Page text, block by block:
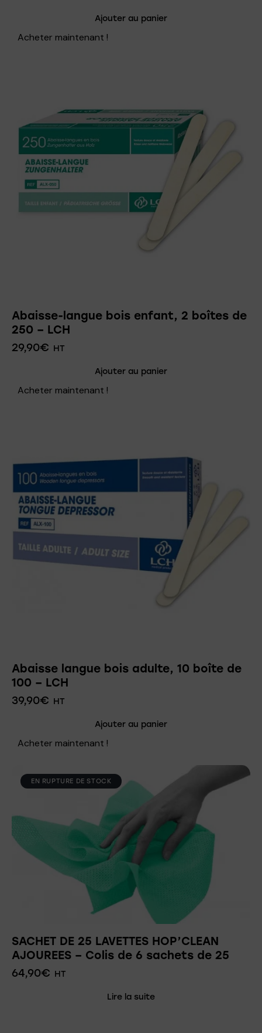
Ajouter au panier
Acheter maintenant !
Abaisse-langue bois enfant, 2 boîtes de
250 – LCH
29,90€ HT
Ajouter au panier
Acheter maintenant !
Abaisse langue bois adulte, 10 boîte de
100 – LCH
39,90€ HT
Ajouter au panier
Acheter maintenant !
EN RUPTURE DE STOCK
SACHET DE 25 LAVETTES HOP’CLEAN
AJOUREES – Colis de 6 sachets de 25
64,90€ HT
Lire la suite